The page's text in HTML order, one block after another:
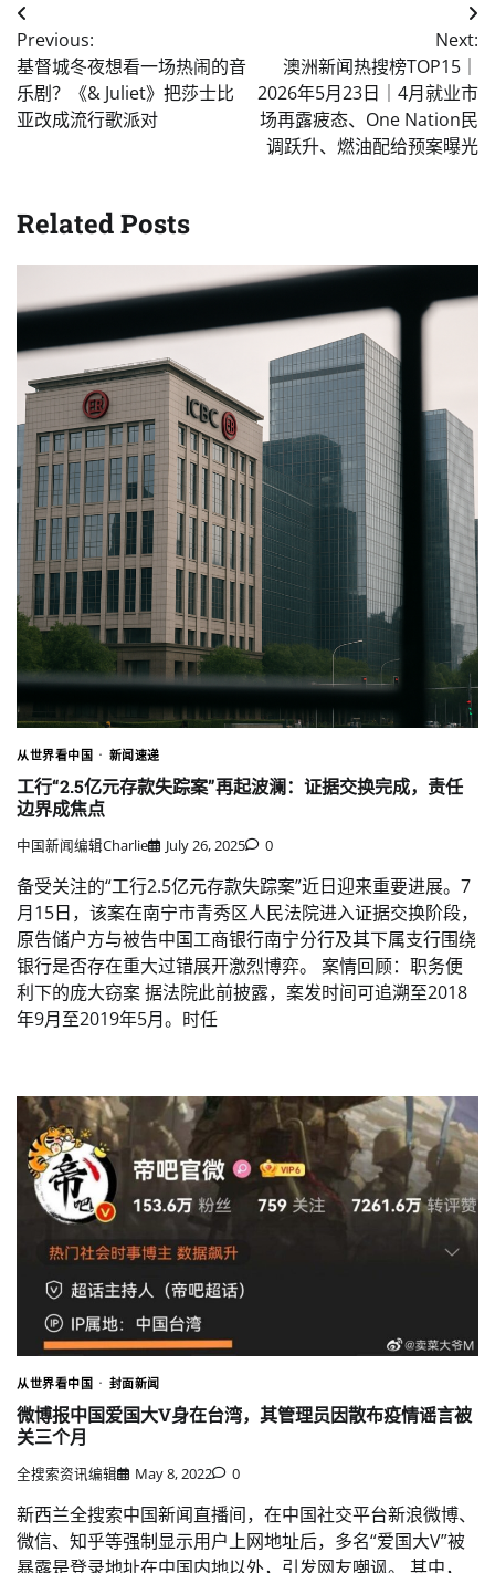
Post
navigation
Previous:
基督城冬夜想看一场热闹的音
乐剧？《& Juliet》把莎士比
亚改成流行歌派对
Next:
澳洲新闻热搜榜TOP15｜
2026年5月23日｜4月就业市
场再露疲态、One Nation民
调跃升、燃油配给预案曝光
Related Posts
从世界看中国 新闻速递
工行“2.5亿元存款失踪案”再起波澜：证据交换完成，责任
边界成焦点
中国新闻编辑Charlie July 26, 2025 0
备受关注的“工行2.5亿元存款失踪案”近日迎来重要进展。7
月15日，该案在南宁市青秀区人民法院进入证据交换阶段，
原告储户方与被告中国工商银行南宁分行及其下属支行围绕
银行是否存在重大过错展开激烈博弈。 案情回顾：职务便
利下的庞大窃案 据法院此前披露，案发时间可追溯至2018
年9月至2019年5月。时任
从世界看中国 封面新闻
微博报中国爱国大V身在台湾，其管理员因散布疫情谣言被
关三个月
全搜索资讯编辑 May 8, 2022 0
新西兰全搜索中国新闻直播间，在中国社交平台新浪微博、
微信、知乎等强制显示用户上网地址后，多名“爱国大V”被
暴露是登录地址在中国内地以外，引发网友嘲讽。 其中，